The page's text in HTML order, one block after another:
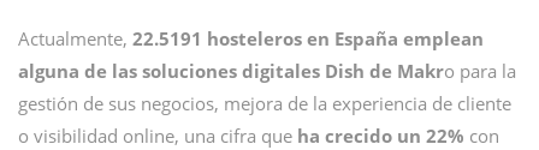
Actualmente, 22.5191 hosteleros en España emplean
alguna de las soluciones digitales Dish de Makro para la
gestión de sus negocios, mejora de la experiencia de cliente
o visibilidad online, una cifra que ha crecido un 22% con